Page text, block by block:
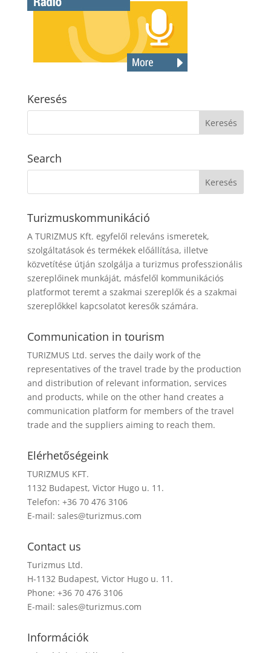
Keresés
Search
Turizmuskommunikáció
A TURIZMUS Kft. egyfelől releváns ismeretek,
szolgáltatások és termékek előállítása, illetve
közvetítése útján szolgálja a turizmus professzionális
szereplőinek munkáját, másfelől kommunikációs
platformot teremt a szakmai szereplők és a szakmai
szereplőkkel kapcsolatot keresők számára.
Communication in tourism
TURIZMUS Ltd. serves the daily work of the
representatives of the travel trade by the production
and distribution of relevant information, services
and products, while on the other hand creates a
communication platform for members of the travel
trade and the suppliers aiming to reach them.
Elérhetőségeink
TURIZMUS KFT.
1132 Budapest, Victor Hugo u. 11.
Telefon: +36 70 476 3106
E-mail: sales@turizmus.com
Contact us
Turizmus Ltd.
H-1132 Budapest, Victor Hugo u. 11.
Phone: +36 70 476 3106
E-mail: sales@turizmus.com
Információk